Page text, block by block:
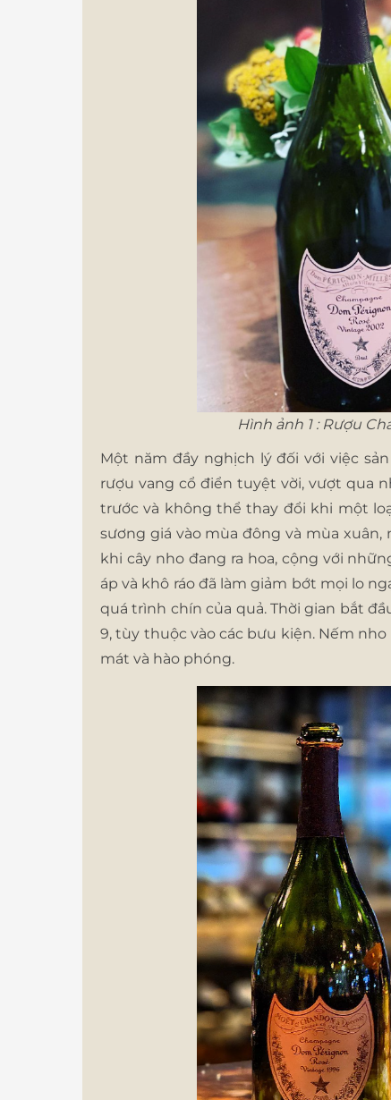
Hình ảnh 1 : Rượu
Một năm đầy nghịch lý đối với việc
rượu vang cổ điển tuyệt vời, vượt qua
trước và không thể thay đổi khi một
sương giá vào mùa đông và mùa
khi cây nho đang ra hoa, cộng với
áp và khô ráo đã làm giảm bớt mọi lo
quá trình chín của quả. Thời gian bắt
9, tùy thuộc vào các bưu kiện. Nếm
mát và hào phóng.